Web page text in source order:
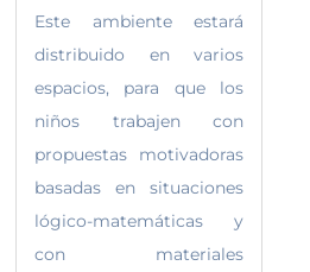
Este ambiente estará
distribuido en varios
espacios, para que los
niños trabajen con
propuestas motivadoras
basadas en situaciones
lógico-matemáticas y
con materiales